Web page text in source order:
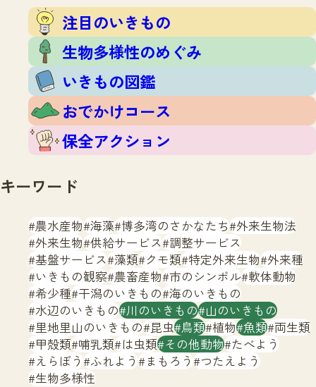
文字サイズ 小 中 大
注目のいきもの
生物多様性のめぐみ
いきもの図鑑
おでかけコース
保全アクション
いきもの調査隊
調査レポート
調査レポートTOP
調査結果
ふくおかいきものマップ
マッチング
マッチングTOP
掲載申し込みフォーム
お問合せ
生物多様性ふくおかウェブセンターとは
サイトマップ
注目のいきもの
生物多様性のめぐみ
いきもの図鑑
おでかけコース
保全アクション
キーワード
農水産物 海藻 博多湾のさかなたち 外来生物法
外来生物 供給サービス 調整サービス
基盤サービス 藻類 クモ類 特定外来生物 外来種
いきもの観察 農畜産物 市のシンボル 軟体動物
希少種 干潟のいきもの 海のいきもの
水辺のいきもの 川のいきもの 山のいきもの
里地里山のいきもの 昆虫 鳥類 植物 魚類 両生類
甲殻類 哺乳類 は虫類 その他動物 たべよう
えらぼう ふれよう まもろう つたえよう
生物多様性